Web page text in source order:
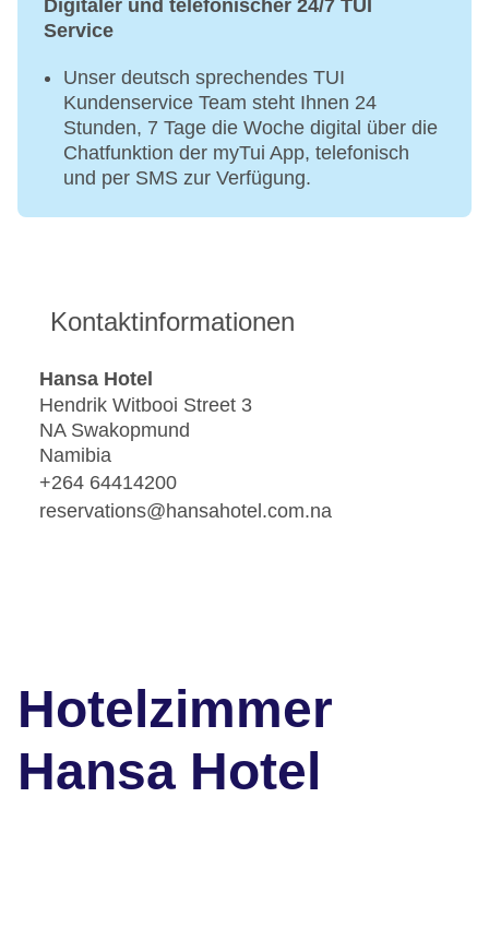
Digitaler und telefonischer 24/7 TUI
Service
Unser deutsch sprechendes TUI
Kundenservice Team steht Ihnen 24
Stunden, 7 Tage die Woche digital über die
Chatfunktion der myTui App, telefonisch
und per SMS zur Verfügung.
Kontaktinformationen
Hansa Hotel
Hendrik Witbooi Street 3
NA Swakopmund
Namibia
+264 64414200
reservations@hansahotel.com.na
Hotelzimmer
Hansa Hotel